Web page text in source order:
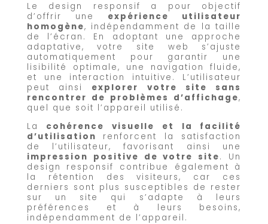
Le design responsif a pour objectif
d’offrir une expérience utilisateur
homogène, indépendamment de la taille
de l’écran. En adoptant une approche
adaptative, votre site web s’ajuste
automatiquement pour garantir une
lisibilité optimale, une navigation fluide,
et une interaction intuitive. L’utilisateur
peut ainsi explorer votre site sans
rencontrer de problèmes d’affichage,
quel que soit l’appareil utilisé.
La cohérence visuelle et la facilité
d’utilisation renforcent la satisfaction
de l’utilisateur, favorisant ainsi une
impression positive de votre site. Un
design responsif contribue également à
la rétention des visiteurs, car ces
derniers sont plus susceptibles de rester
sur un site qui s’adapte à leurs
préférences et à leurs besoins,
indépendamment de l’appareil.